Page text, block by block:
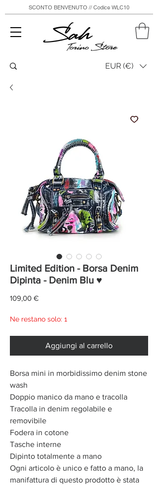
Sah
Torino Store
SCONTO BENVENUTO // Codice WLC10
EUR (€)
Limited Edition - Borsa Denim
Dipinta - Denim Blu ♥
109,00 €Prezzo
Ne restano solo: 1
Aggiungi al carrello
Borsa mini in morbidissimo denim stone
wash
Doppio manico da mano e tracolla
Tracolla in denim regolabile e
removibile
Fodera in cotone
Tasche interne
Dipinto totalmente a mano
Ogni articolo è unico e fatto a mano, la
manifattura di questo prodotto è stata